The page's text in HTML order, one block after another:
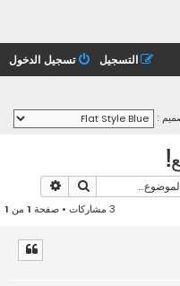
تسجيل الدخول التسجيل
:
بحث
3 مشاركات • صفحة 1 من 1